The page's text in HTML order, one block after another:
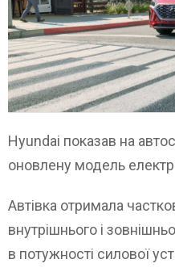
Hyundai показав на
оновлену модель
Автівка отримала
внутрішнього і
в потужності силової